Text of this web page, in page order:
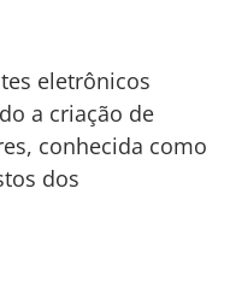
eletrônicos
a criação de
conhecida como
dos